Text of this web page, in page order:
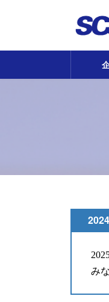
ス
ン
み